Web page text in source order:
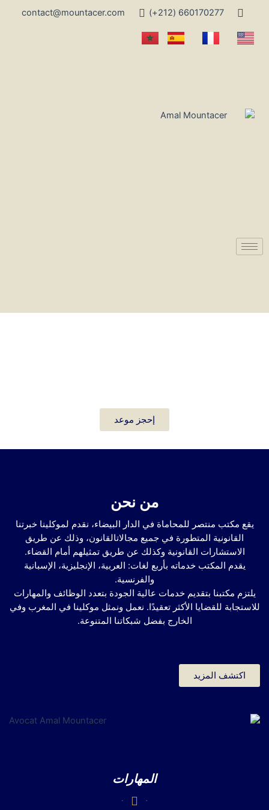
660170277 (212+)
contact@mountacer.com
إحجز موعد
من نحن
يقع مكتب منتصر للمحاماة في الدار البيضاء، نقدم لموكلينا خبرتنا
القانونية المتطورة في جميع مجالاتالقانون، وذلك عن طريق
الاستشارات القانونية وكذلك عن طريق تمثيلهم أمام القضاء.
يقدم المكتب خدماته بأربع لغات: العربية، الإنجليزية، الإسبانية
والفرنسية.
يلتزم مكتبنا بتقديم خدمات عالية الجودة بتعدد الوظائف والمهارات
للاستجابة للقضايا الأكثر تعقيدًا. نعمل ونمثل موكلينا في المغرب وفي
الخارج بفضل شبكاتنا المتنوعة.
اكتشف المزيد
المهارات